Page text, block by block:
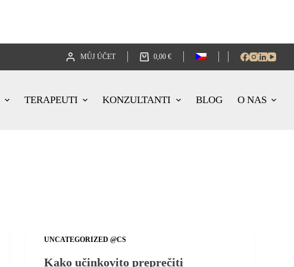
MŮJ ÚČET 0,00 €
TERAPEUTI KONZULTANTI BLOG O NAS
UNCATEGORIZED @CS
Kako učinkovito preprečiti